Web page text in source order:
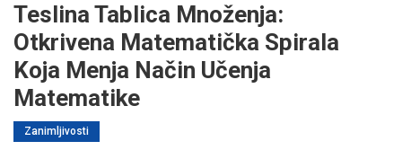
Teslina Tablica Množenja:
Otkrivena Matematička Spirala
Koja Menja Način Učenja
Matematike
Zanimljivosti